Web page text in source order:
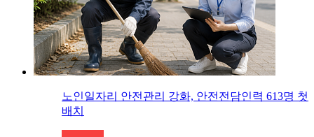
노인일자리 안전관리 강화, 안전전담인력 613명 첫
배치